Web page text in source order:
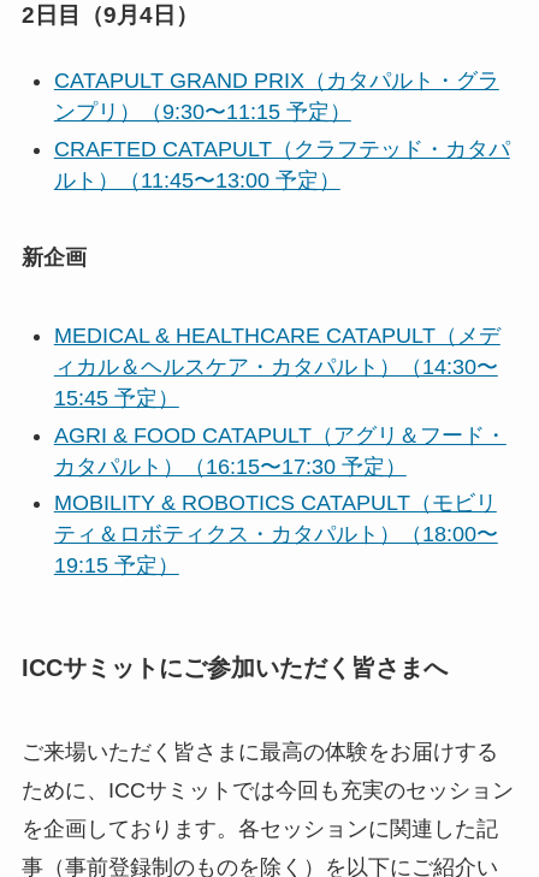
2日目（9月4日）
CATAPULT GRAND PRIX（カタパルト・グラ
ンプリ）（9:30〜11:15 予定）
CRAFTED CATAPULT（クラフテッド・カタパ
ルト）（11:45〜13:00 予定）
新企画
MEDICAL & HEALTHCARE CATAPULT（メデ
ィカル＆ヘルスケア・カタパルト）（14:30〜
15:45 予定）
AGRI & FOOD CATAPULT（アグリ＆フード・
カタパルト）（16:15〜17:30 予定）
MOBILITY & ROBOTICS CATAPULT（モビリ
ティ＆ロボティクス・カタパルト）（18:00〜
19:15 予定）
ICCサミットにご参加いただく皆さまへ
ご来場いただく皆さまに最高の体験をお届けする
ために、ICCサミットでは今回も充実のセッション
を企画しております。各セッションに関連した記
事（事前登録制のものを除く）を以下にご紹介い